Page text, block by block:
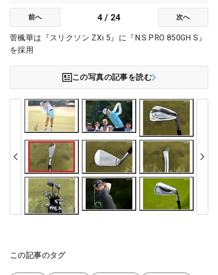
前へ 4 / 24 次へ
菅楓華は『スリクソン ZXi 5』に『N.S.PRO 850GH S』
を採用
この写真の記事を読む
この記事のタグ